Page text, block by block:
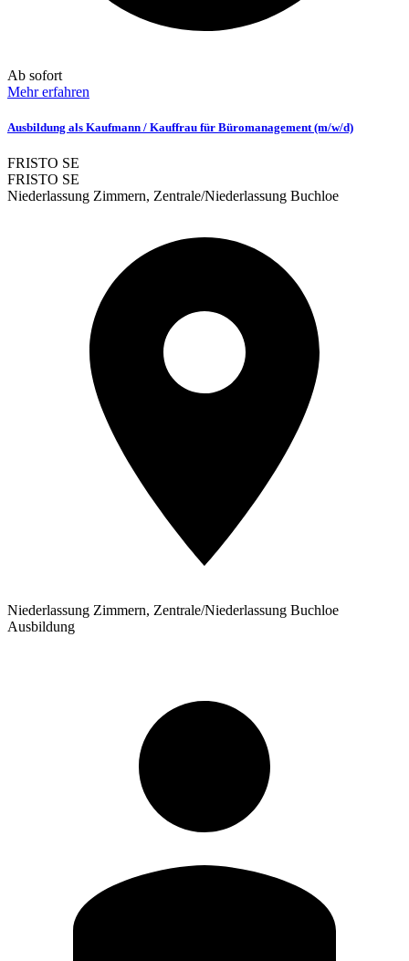
Ab sofort
Mehr erfahren
Ausbildung als Kaufmann / Kauffrau für Büromanagement (m/w/d)
FRISTO SE
FRISTO SE
Niederlassung Zimmern, Zentrale/Niederlassung Buchloe
Niederlassung Zimmern, Zentrale/Niederlassung Buchloe
Ausbildung